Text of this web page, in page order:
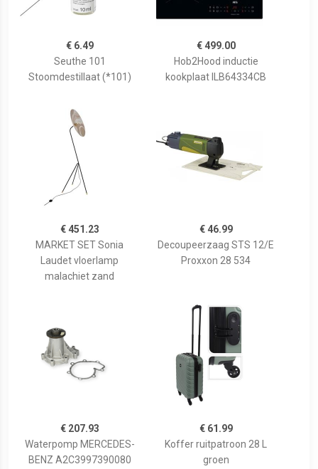
€ 6.49
Seuthe 101
Stoomdestillaat (*101)
€ 499.00
Hob2Hood inductie
kookplaat ILB64334CB
€ 451.23
MARKET SET Sonia
Laudet vloerlamp
malachiet zand
€ 46.99
Decoupeerzaag STS 12/E
Proxxon 28 534
€ 207.93
Waterpomp MERCEDES-
BENZ A2C3997390080
€ 61.99
Koffer ruitpatroon 28 L
groen